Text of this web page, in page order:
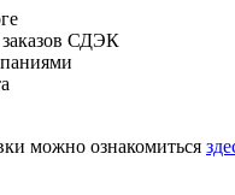
СДЭК
можно ознакомиться